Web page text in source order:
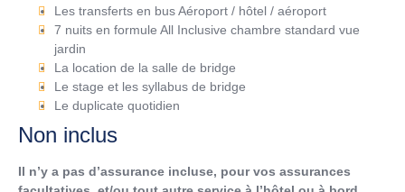
Les transferts en bus Aéroport / hôtel / aéroport
7 nuits en formule All Inclusive chambre standard vue
jardin
La location de la salle de bridge
Le stage et les syllabus de bridge
Le duplicate quotidien
Non inclus
Il n’y a pas d’assurance incluse, pour vos assurances